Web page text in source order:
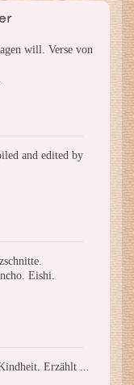
will. Verse von
and edited by
Eishi.
Erzählt ...